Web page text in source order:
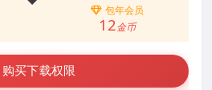
包年会员
12金币
购买下载权限